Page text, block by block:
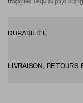
traçables jusqu'au pays
DURABILITÉ
LIVRAISON, RETOURS